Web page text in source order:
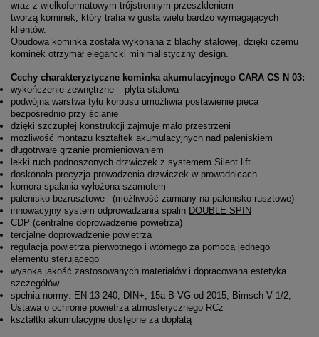
wraz z wielkoformatowym trójstronnym przeszkleniem
tworzą kominek, który trafia w gusta wielu bardzo wymagających
klientów.
Obudowa kominka została wykonana z blachy stalowej, dzięki czemu
kominek otrzymał elegancki minimalistyczny design.
Cechy charakteryztyczne kominka akumulacyjnego CARA CS N 03:
wykończenie zewnętrzne – płyta stalowa
podwójna warstwa tyłu korpusu umożliwia postawienie pieca
bezpośrednio przy ścianie
dzięki szczupłej konstrukcji zajmuje mało przestrzeni
możliwość montażu kształtek akumulacyjnych nad paleniskiem
długotrwałe grzanie promieniowaniem
lekki ruch podnoszonych drzwiczek z systemem Silent lift
doskonała precyzja prowadzenia drzwiczek w prowadnicach
komora spalania wyłożona szamotem
palenisko bezrusztowe –(możliwość zamiany na palenisko rusztowe)
innowacyjny system odprowadzania spalin DOUBLE SPIN
CDP (centralne doprowadzenie powietrza)
tercjalne doprowadzenie powietrza
regulacja powietrza pierwotnego i wtórnego za pomocą jednego
elementu sterującego
wysoka jakość zastosowanych materiałów i dopracowana estetyka
szczegółów
spełnia normy: EN 13 240, DIN+, 15a B-VG od 2015, Bimsch V 1/2,
Ustawa o ochronie powietrza atmosferycznego RCz
kształtki akumulacyjne dostępne za dopłatą